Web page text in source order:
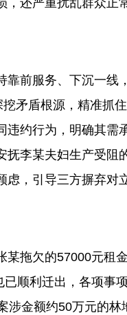
还严重扰乱群众正
前服务、下沉一线
矛盾根源，精准抓
约行为，明确其需
李某夫妇生产受阻
，引导三方摒弃对
拖欠的57000元租
顺利迁出，各项事
金额约50万元的